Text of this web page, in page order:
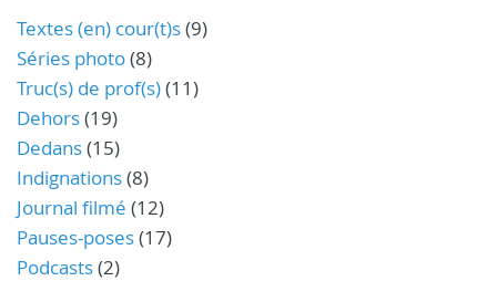
Textes (en) cour(t)s(9)
Séries photo(8)
Truc(s) de prof(s)(11)
Dehors(19)
Dedans(15)
Indignations(8)
Journal filmé (12)
Pauses-poses(17)
Podcasts(2)